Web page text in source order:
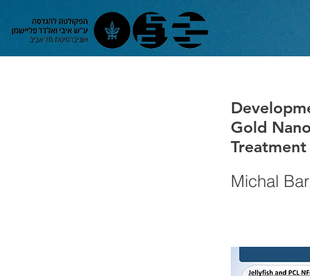
Gold
Treatment
Michal